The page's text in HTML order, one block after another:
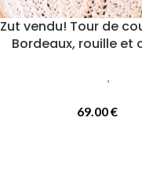
Zut vendu! Tour de
Bordeaux, rouille et
,
69.00€